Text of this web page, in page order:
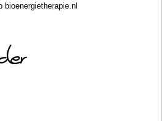
bioenergietherapie.nl